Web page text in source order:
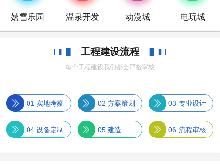
嬉雪乐园 温泉开发 动漫城 电玩城
工程建设流程
每个工程建设我们都会严格审核
01 实地考察 02 方案策划 03 专业设计
04 设备定制 05 建造 06 流程审核